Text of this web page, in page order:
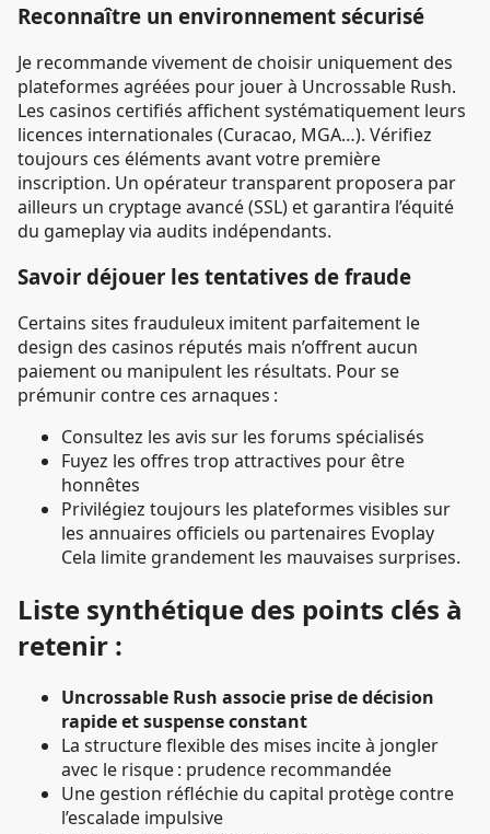
Reconnaître un environnement sécurisé
Je recommande vivement de choisir uniquement des
plateformes agréées pour jouer à Uncrossable Rush.
Les casinos certifiés affichent systématiquement leurs
licences internationales (Curacao, MGA…). Vérifiez
toujours ces éléments avant votre première
inscription. Un opérateur transparent proposera par
ailleurs un cryptage avancé (SSL) et garantira l’équité
du gameplay via audits indépendants.
Savoir déjouer les tentatives de fraude
Certains sites frauduleux imitent parfaitement le
design des casinos réputés mais n’offrent aucun
paiement ou manipulent les résultats. Pour se
prémunir contre ces arnaques :
Consultez les avis sur les forums spécialisés
Fuyez les offres trop attractives pour être
honnêtes
Privilégiez toujours les plateformes visibles sur
les annuaires officiels ou partenaires Evoplay
Cela limite grandement les mauvaises surprises.
Liste synthétique des points clés à
retenir :
Uncrossable Rush associe prise de décision
rapide et suspense constant
La structure flexible des mises incite à jongler
avec le risque : prudence recommandée
Une gestion réfléchie du capital protège contre
l’escalade impulsive